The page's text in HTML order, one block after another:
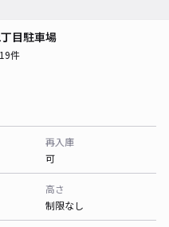
目駐車場
件
再入庫
可
高さ
制限なし